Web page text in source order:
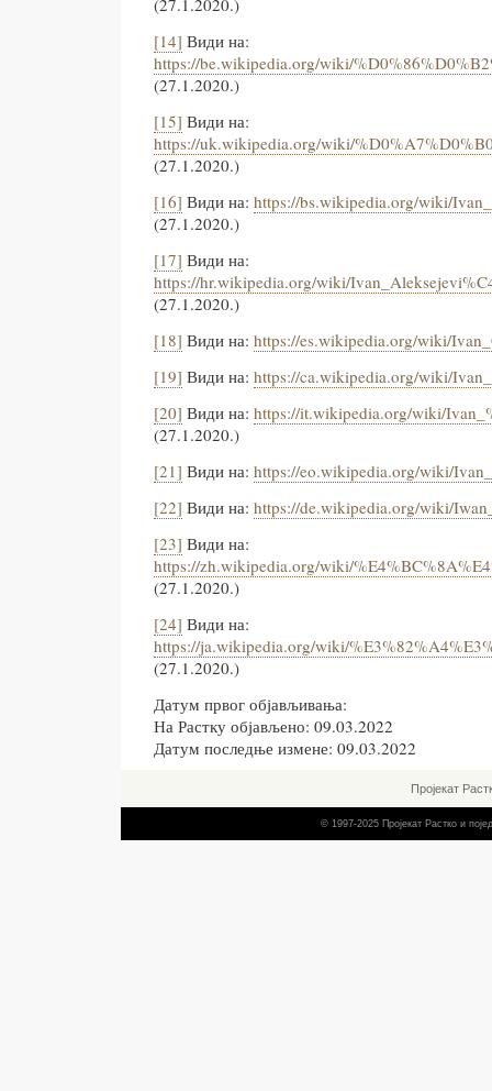
(27.1.2020.)
[14] Види на:
https://be.wikipedia.org/wiki/
(27.1.2020.)
[15] Види на:
https://uk.wikipedia.org/wiki/
(27.1.2020.)
[16] Види на: https://bs.wikipedia.org/wiki/
(27.1.2020.)
[17] Види на:
https://hr.wikipedia.org/wiki/
(27.1.2020.)
[18] Види на: https://es.wikipedia.org/wiki/
[19] Види на: https://ca.wikipedia.org/wiki/
[20] Види на: https://it.wikipedia.org/wiki/
(27.1.2020.)
[21] Види на: https://eo.wikipedia.org/wiki/
[22] Види на: https://de.wikipedia.org/wiki/
[23] Види на:
https://zh.wikipedia.org/wiki/
(27.1.2020.)
[24] Види на:
https://ja.wikipedia.org/wiki/
(27.1.2020.)
Датум првог објављивања:
На Растку објављено: 09.03.2022
Датум последње измене: 09.03.2022
Пројекат
© 1997-2025 Пројекат Растко и